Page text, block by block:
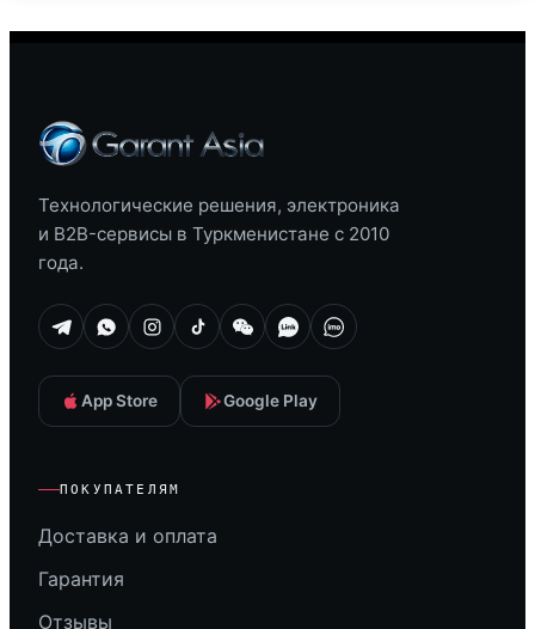
Технологические решения, электроника
и B2B-сервисы в Туркменистане с 2010
года.
App Store Google Play
ПОКУПАТЕЛЯМ
Доставка и оплата
Гарантия
Отзывы